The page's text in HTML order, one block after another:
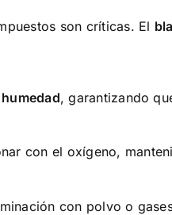
son críticas. El
, garantizando
con el oxígeno,
con polvo o